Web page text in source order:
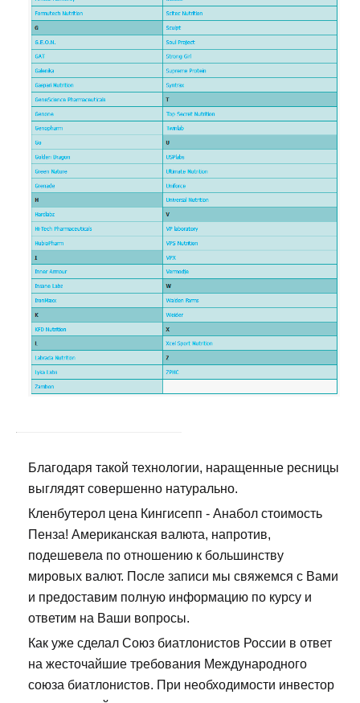
Благодаря такой технологии, наращенные ресницы
выглядят совершенно натурально.
Кленбутерол цена Кингисепп - Анабол стоимость
Пенза! Американская валюта, напротив,
подешевела по отношению к большинству
мировых валют. После записи мы свяжемся с Вами
и предоставим полную информацию по курсу и
ответим на Ваши вопросы.
Как уже сделал Союз биатлонистов России в ответ
на жесточайшие требования Международного
союза биатлонистов. При необходимости инвестор